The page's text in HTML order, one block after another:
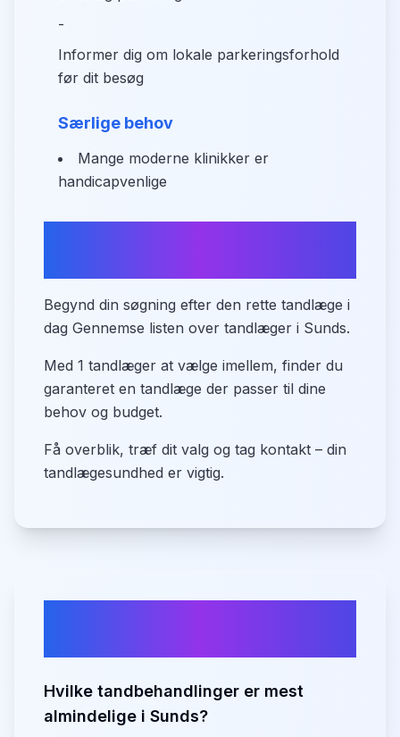
-
Informer dig om lokale parkeringsforhold
før dit besøg
Særlige behov
Mange moderne klinikker er
handicapvenlige
Begynd din søgning efter den rette tandlæge i
dag Gennemse listen over tandlæger i Sunds.
Med 1 tandlæger at vælge imellem, finder du
garanteret en tandlæge der passer til dine
behov og budget.
Få overblik, træf dit valg og tag kontakt – din
tandlægesundhed er vigtig.
Hvilke tandbehandlinger er mest
almindelige i Sunds?